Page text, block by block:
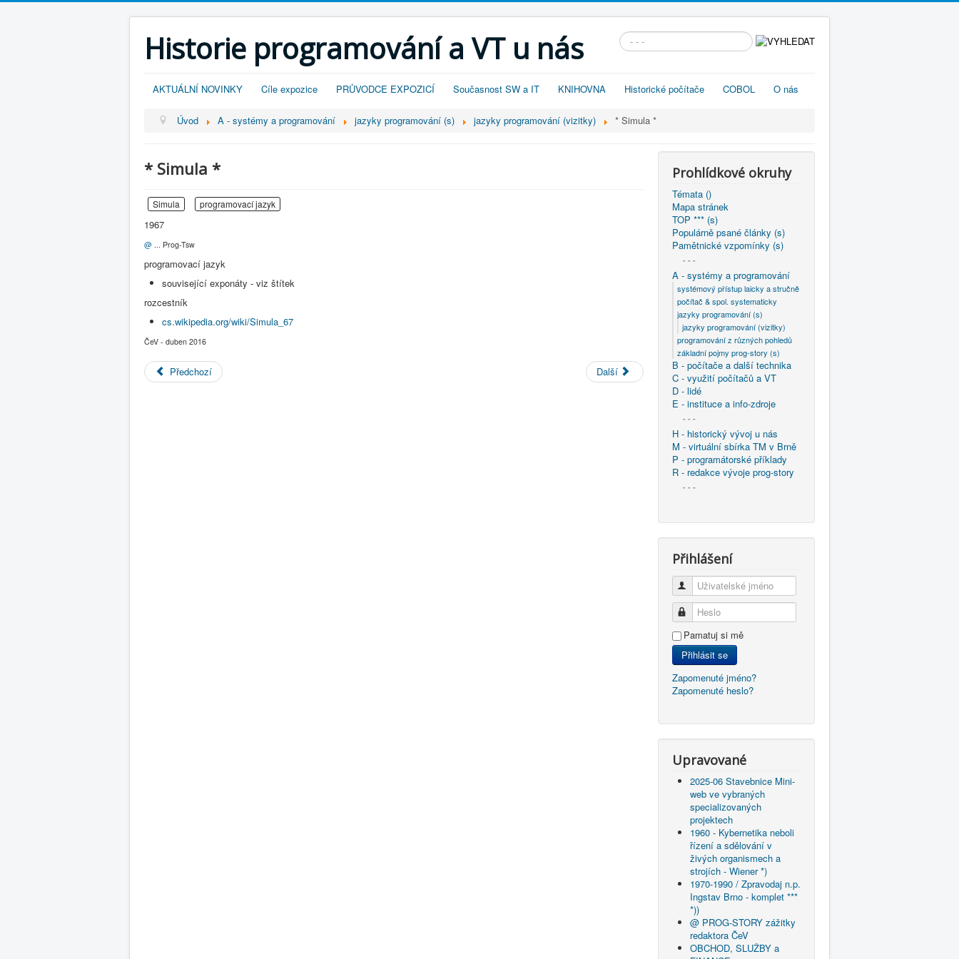
Historie programování a VT u nás Vyhledávání...
AKTUÁLNÍ NOVINKY Cíle expozice PRŮVODCE EXPOZICÍ Současnost SW a IT KNIHOVNA Historické počítače COBOL O nás
Úvod A - systémy a programování jazyky programování (s) jazyky programování (vizitky) * Simula *
* Simula *
Simula programovací jazyk
1967
@ ... Prog-Tsw
programovací jazyk
související exponáty - viz štítek
rozcestník
cs.wikipedia.org/wiki/Simula_67
ČeV - duben 2016
Předchozí Další
Prohlídkové okruhy
Témata ()
Mapa stránek
TOP *** (s)
Populárně psané články (s)
Pamětnické vzpomínky (s)
- - -
A - systémy a programování
systémový přístup laicky a stručně
počítač & spol. systematicky
jazyky programování (s)
jazyky programování (vizitky)
programování z různých pohledů
základní pojmy prog-story (s)
B - počítače a další technika
C - využití počítačů a VT
D - lidé
E - instituce a info-zdroje
- - -
H - historický vývoj u nás
M - virtuální sbírka TM v Brně
P - programátorské příklady
R - redakce vývoje prog-story
- - -
Přihlášení
Uživatelské jméno
Heslo
Pamatuj si mě
Přihlásit se
Zapomenuté jméno?
Zapomenuté heslo?
Upravované
2025-06 Stavebnice Mini-
web ve vybraných
specializovaných
projektech
1960 - Kybernetika neboli
řízení a sdělování v
živých organismech a
strojích - Wiener *)
1970-1990 / Zpravodaj n.p.
Ingstav Brno - komplet ***
*))
@ PROG-STORY zážitky
redaktora ČeV
OBCHOD, SLUŽBY a